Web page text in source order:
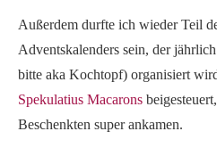
Außerdem durfte ich wieder Teil
Adventskalenders sein, der
bitte aka Kochtopf) organisiert
Spekulatius Macarons
Beschenkten super ankamen.